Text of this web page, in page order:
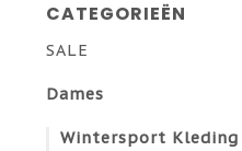
CATEGORIEËN
SALE
Dames
Wintersport Kleding